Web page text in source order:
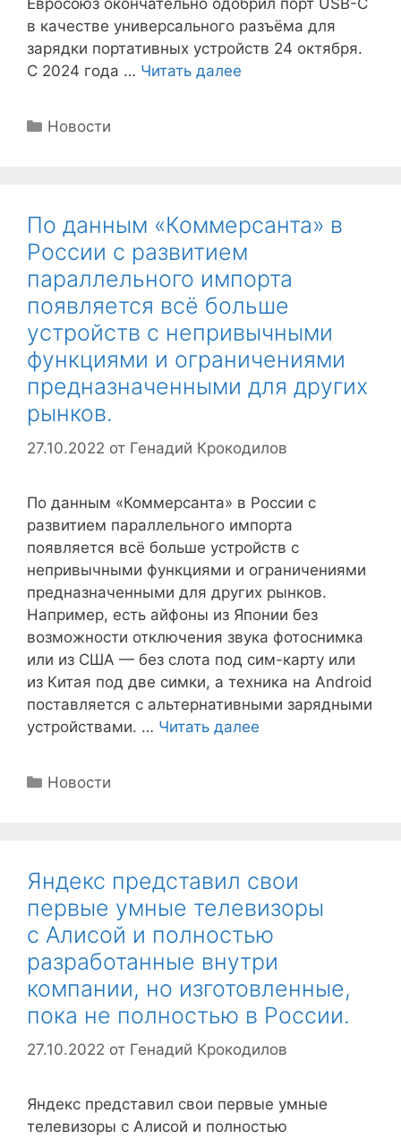
Евросоюз окончательно одобрил порт USB-C
в качестве универсального разъёма для
зарядки портативных устройств 24 октября.
С 2024 года … Читать далее
Рубрики
Новости
По данным «Коммерсанта» в
России с развитием
параллельного импорта
появляется всё больше
устройств с непривычными
функциями и ограничениями
предназначенными для других
рынков.
27.10.2022 от Генадий Крокодилов
По данным «Коммерсанта» в России с
развитием параллельного импорта
появляется всё больше устройств с
непривычными функциями и ограничениями
предназначенными для других рынков.
Например, есть айфоны из Японии без
возможности отключения звука фотоснимка
или из США — без слота под сим-карту или
из Китая под две симки, а техника на Android
поставляется с альтернативными зарядными
устройствами. … Читать далее
Рубрики
Новости
Яндекс представил свои
первые умные телевизоры
с Алисой и полностью
разработанные внутри
компании, но изготовленные,
пока не полностью в России.
27.10.2022 от Генадий Крокодилов
Яндекс представил свои первые умные
телевизоры с Алисой и полностью